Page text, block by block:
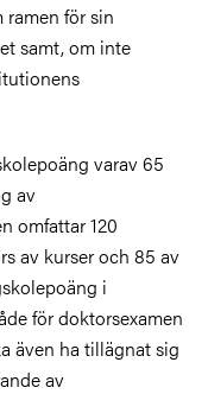
för sin
samt, om inte
varav 65
av
omfattar 120
av kurser och 85 av
i
för doktorsexamen
även ha tillägnat sig
av